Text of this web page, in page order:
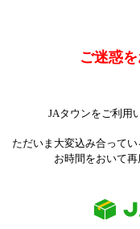
ご迷惑
JAタウンをご利用
ただいま大変込み合って
お時間をおいて